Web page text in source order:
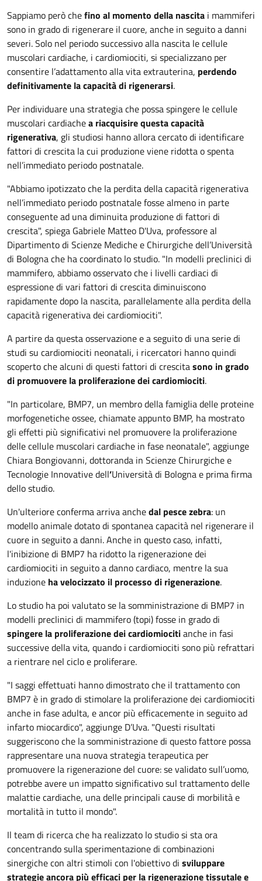
Sappiamo però chefino al momento della nascita i mammiferi
sono in grado di rigenerare il cuore, anche in seguito a danni
severi. Solo nel periodo successivo alla nascita le cellule
muscolari cardiache, i cardiomiociti, si specializzano per
consentire l’adattamento alla vita extrauterina, perdendo
definitivamente la capacità di rigenerarsi.
Per individuare una strategia che possa spingere le cellule
muscolari cardiachea riacquisire questa capacità
rigenerativa, gli studiosi hanno allora cercato di identificare
fattori di crescita la cui produzione viene ridotta o spenta
nell’immediato periodo postnatale.
"Abbiamo ipotizzato che la perdita della capacità rigenerativa
nell’immediato periodo postnatale fosse almeno in parte
conseguente ad una diminuita produzione di fattori di
crescita", spiega Gabriele Matteo D'Uva, professore al
Dipartimento di Scienze Mediche e Chirurgiche dell’Università
di Bologna che ha coordinato lo studio. "In modelli preclinici di
mammifero, abbiamo osservato che i livelli cardiaci di
espressione di vari fattori di crescita diminuiscono
rapidamente dopo la nascita, parallelamente alla perdita della
capacità rigenerativa dei cardiomiociti".
A partire da questa osservazione e a seguito di una serie di
studi su cardiomiociti neonatali, i ricercatori hanno quindi
scoperto che alcuni di questi fattori di crescitasono in grado
di promuovere la proliferazione dei cardiomiociti.
"In particolare, BMP7, un membro della famiglia delle proteine
morfogenetiche ossee, chiamate appunto BMP, ha mostrato
gli effetti più significativi nel promuovere la proliferazione
delle cellule muscolari cardiache in fase neonatale", aggiunge
Chiara Bongiovanni, dottoranda in Scienze Chirurgiche e
Tecnologie Innovative dell’Università di Bologna e prima firma
dello studio.
Un'ulteriore conferma arriva anchedal pesce zebra: un
modello animale dotato di spontanea capacità nel rigenerare il
cuore in seguito a danni. Anche in questo caso, infatti,
l'inibizione di BMP7 ha ridotto la rigenerazione dei
cardiomiociti in seguito a danno cardiaco, mentre la sua
induzione ha velocizzato il processo di rigenerazione.
Lo studio ha poi valutato se la somministrazione di BMP7 in
modelli preclinici di mammifero (topi) fosse in grado di
spingere la proliferazione dei cardiomiocitianche in fasi
successive della vita, quando i cardiomiociti sono più refrattari
a rientrare nel ciclo e proliferare.
"I saggi effettuati hanno dimostrato che il trattamento con
BMP7 è in grado di stimolare la proliferazione dei cardiomiociti
anche in fase adulta, e ancor più efficacemente in seguito ad
infarto miocardico", aggiunge D’Uva. "Questi risultati
suggeriscono che la somministrazione di questo fattore possa
rappresentare una nuova strategia terapeutica per
promuovere la rigenerazione del cuore: se validato sull’uomo,
potrebbe avere un impatto significativo sul trattamento delle
malattie cardiache, una delle principali cause di morbilità e
mortalità in tutto il mondo".
Il team di ricerca che ha realizzato lo studio si sta ora
concentrando sulla sperimentazione di combinazioni
sinergiche con altri stimoli con l'obiettivo di sviluppare
strategie ancora più efficaci per la rigenerazione tissutale e